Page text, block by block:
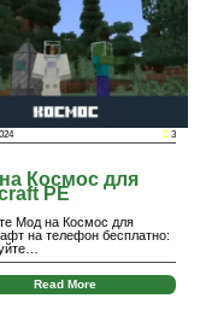
3
Космос для
PE
Мод на Космос для
на телефон бесплатно:
Read More